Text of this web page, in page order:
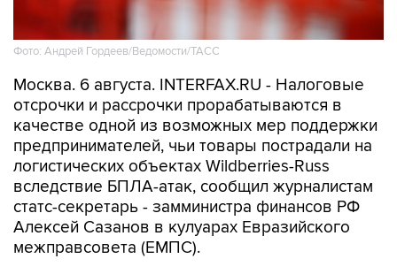
Фото: Андрей Гордеев/Ведомости/ТАСС
Москва. 6 августа. INTERFAX.RU - Налоговые
отсрочки и рассрочки прорабатываются в
качестве одной из возможных мер поддержки
предпринимателей, чьи товары пострадали на
логистических объектах Wildberries-Russ
вследствие БПЛА-атак, сообщил журналистам
статс-секретарь - замминистра финансов РФ
Алексей Сазанов в кулуарах Евразийского
межправсовета (ЕМПС).